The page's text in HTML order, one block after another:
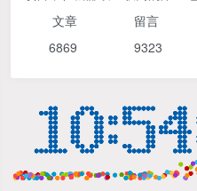
6个月前
货，以混剪为
小红书笔记
商新机会，抓
量红利(更新
5个月前
TOP4
公众号流量主
TOP5
文章 留言
6869 9323